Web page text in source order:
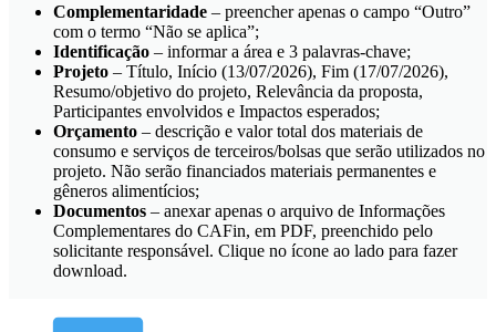
Complementaridade – preencher apenas o campo “Outro”
com o termo “Não se aplica”;
Identificação – informar a área e 3 palavras-chave;
Projeto – Título, Início (13/07/2026), Fim (17/07/2026),
Resumo/objetivo do projeto, Relevância da proposta,
Participantes envolvidos e Impactos esperados;
Orçamento – descrição e valor total dos materiais de
consumo e serviços de terceiros/bolsas que serão utilizados no
projeto. Não serão financiados materiais permanentes e
gêneros alimentícios;
Documentos – anexar apenas o arquivo de Informações
Complementares do CAFin, em PDF, preenchido pelo
solicitante responsável. Clique no ícone ao lado para fazer
download.